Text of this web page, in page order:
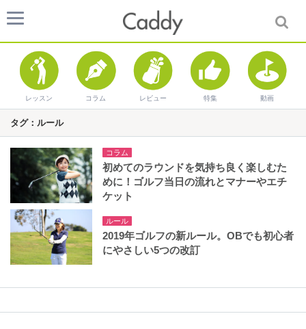
レッスン コラム レビュー 特集 動画
タグ：ルール
コラム
初めてのラウンドを気持ち良く楽しむた
めに！ゴルフ当日の流れとマナーやエチ
ケット
ルール
2019年ゴルフの新ルール。OBでも初心者
にやさしい5つの改訂